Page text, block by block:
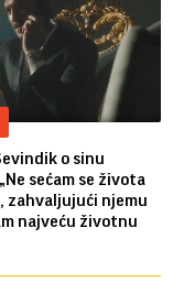
o sinu
sećam se života
zahvaljujući njemu
najveću životnu